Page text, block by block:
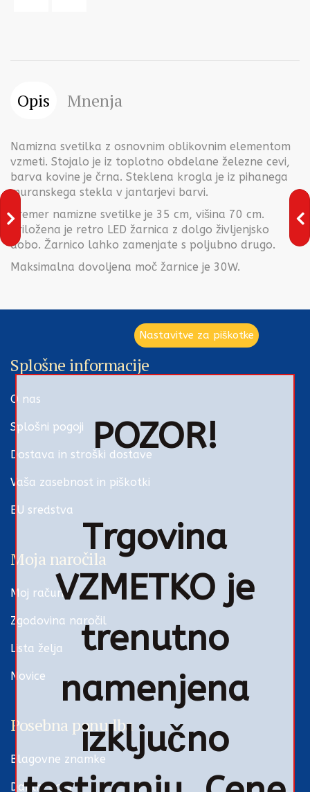
POZOR!
Trgovina
VZMETKO je
trenutno
namenjena
izključno
Opis Mnenja
Namizna svetilka z osnovnim oblikovnim elementom
vzmeti. Stojalo je iz toplotno obdelane železne cevi,
barva kovine je črna. Steklena krogla je iz pihanega
muranskega stekla v jantarjevi barvi.
Premer namizne svetilke je 35 cm, višina 70 cm.
Priložena je retro LED žarnica z dolgo življenjsko
dobo. Žarnico lahko zamenjate s poljubno drugo.
Maksimalna dovoljena moč žarnice je 30W.
Nastavitve za piškotke
Splošne informacije
O nas
Splošni pogoji
Dostava in stroški dostave
Vaša zasebnost in piškotki
EU sredstva
Moja naročila
Moj račun
Zgodovina naročil
Lista želja
Novice
Posebna ponudba
Blagovne znamke
Darilni boni